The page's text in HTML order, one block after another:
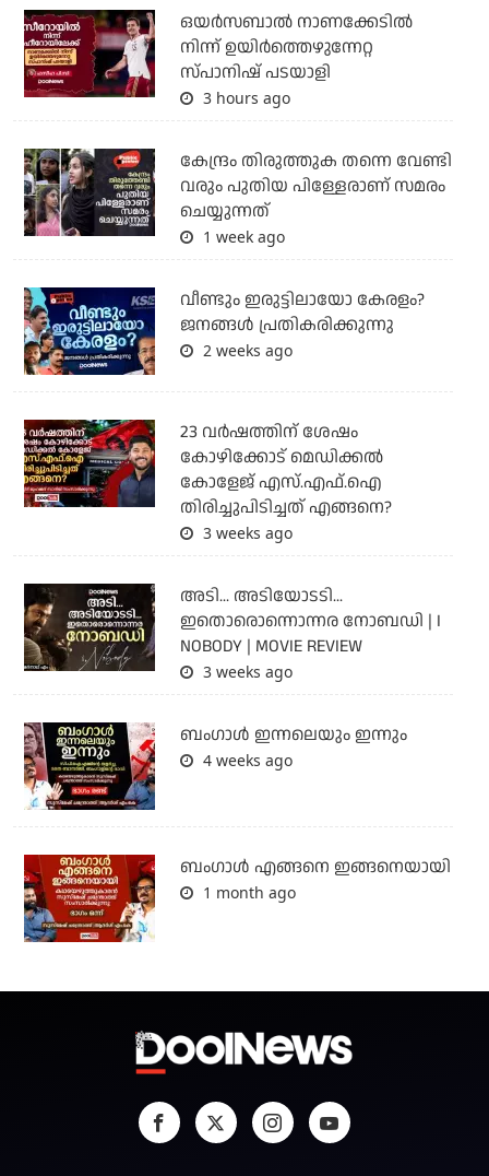
ഒയര്‍സബാൽ നാണക്കേടിൽ
നിന്ന് ഉയിർത്തെഴുന്നേറ്റ
സ്പാനിഷ് പടയാളി
3 hours ago
കേന്ദ്രം തിരുത്തുക തന്നെ വേണ്ടി
വരും പുതിയ പിള്ളേരാണ് സമരം
ചെയ്യുന്നത്
1 week ago
വീണ്ടും ഇരുട്ടിലായോ കേരളം?
ജനങ്ങൾ പ്രതികരിക്കുന്നു
2 weeks ago
23 വർഷത്തിന് ശേഷം
കോഴിക്കോട് മെഡിക്കൽ
കോളേജ് എസ്.എഫ്.ഐ
തിരിച്ചുപിടിച്ചത് എങ്ങനെ?
3 weeks ago
അടി... അടിയോടടി...
ഇതൊരൊന്നൊന്നര നോബഡി | I
NOBODY | MOVIE REVIEW
3 weeks ago
ബംഗാള്‍ ഇന്നലെയും ഇന്നും
4 weeks ago
ബം​ഗാൾ എങ്ങനെ ഇങ്ങനെയായി
1 month ago